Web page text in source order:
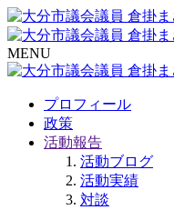
MENU
プロフィール
政策
活動報告
活動ブログ
活動実績
対談